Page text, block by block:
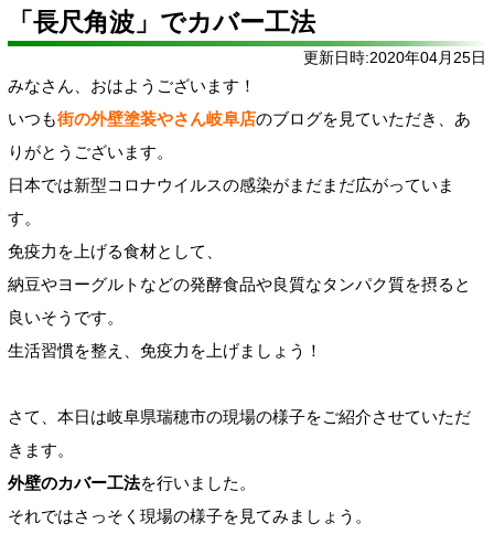
「長尺角波」でカバー工法
更新日時:2020年04月25日
みなさん、おはようございます！
いつも街の外壁塗装やさん岐阜店のブログを見ていただき、あ
りがとうございます。
日本では新型コロナウイルスの感染がまだまだ広がっていま
す。
免疫力を上げる食材として、
納豆やヨーグルトなどの発酵食品や良質なタンパク質を摂ると
良いそうです。
生活習慣を整え、免疫力を上げましょう！
さて、本日は岐阜県瑞穂市の現場の様子をご紹介させていただ
きます。
外壁のカバー工法を行いました。
それではさっそく現場の様子を見てみましょう。